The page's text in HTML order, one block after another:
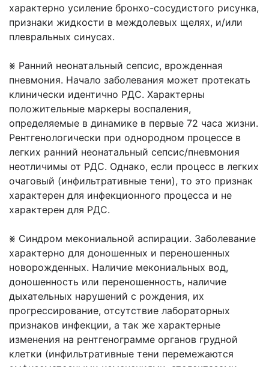
характерно усиление бронхо-сосудистого рисунка,
признаки жидкости в междолевых щелях, и/или
плевральных синусах.
⨳ Ранний неонатальный сепсис, врожденная
пневмония. Начало заболевания может протекать
клинически идентично РДС. Характерны
положительные маркеры воспаления,
определяемые в динамике в первые 72 часа жизни.
Рентгенологически при однородном процессе в
легких ранний неонатальный сепсис/пневмония
неотличимы от РДС. Однако, если процесс в легких
очаговый (инфильтративные тени), то это признак
характерен для инфекционного процесса и не
характерен для РДС.
⨳ Синдром мекониальной аспирации. Заболевание
характерно для доношенных и переношенных
новорожденных. Наличие мекониальных вод,
доношенность или переношенность, наличие
дыхательных нарушений с рождения, их
прогрессирование, отсутствие лабораторных
признаков инфекции, а так же характерные
изменения на рентгенограмме органов грудной
клетки (инфильтративные тени перемежаются